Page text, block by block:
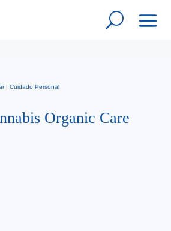
| Cuidado Personal
Organic Care